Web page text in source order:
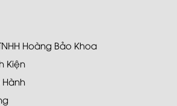
Hoàng Bảo Khoa
Kiện
Hành